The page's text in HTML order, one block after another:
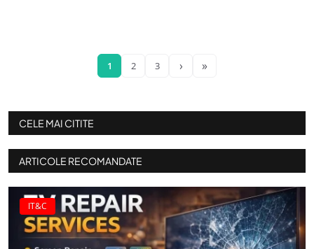
1 2 3 › »
CELE MAI CITITE
ARTICOLE RECOMANDATE
IT&C